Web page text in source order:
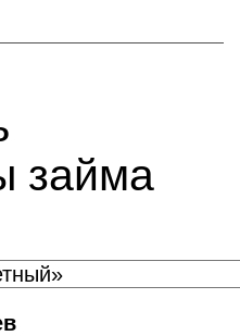
займа